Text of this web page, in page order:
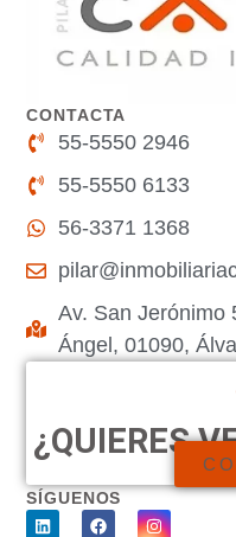
CONTACTA
55-5550 2946
55-5550 6133
56-3371 1368
Av. San Jerónimo
Ángel, 01090,
¿QUIERES
SÍGUENOS